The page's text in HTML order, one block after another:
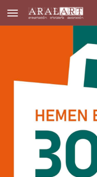
Toggle navigation